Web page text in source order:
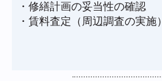
・修繕計画の妥当性の確認
・賃料査定（周辺調査の実施）